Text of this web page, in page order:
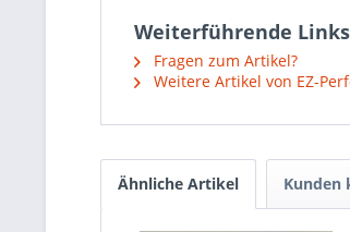
Weiterführende Links
Fragen zum Artikel?
Weitere Artikel von EZ-
Ähnliche Artikel Kunden